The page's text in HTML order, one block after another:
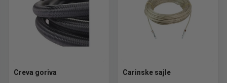
Creva goriva Carinske sajle